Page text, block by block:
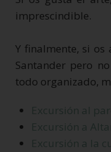
imprescindible.
Y finalmente, si os
Santander pero
todo organizado,
Excursión al
Excursión a
Excursión a la